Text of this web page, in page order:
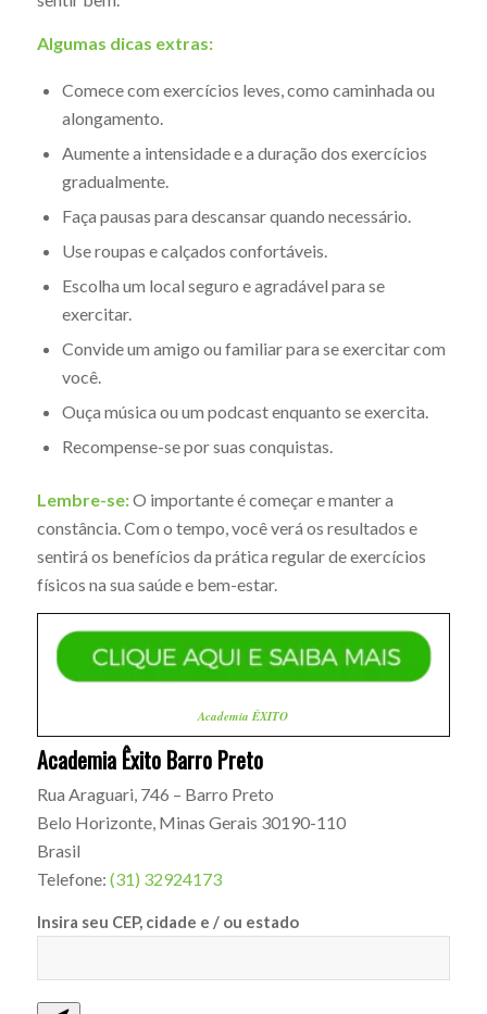
Algumas dicas extras:
Comece com exercícios leves, como caminhada ou
alongamento.
Aumente a intensidade e a duração dos exercícios
gradualmente.
Faça pausas para descansar quando necessário.
Use roupas e calçados confortáveis.
Escolha um local seguro e agradável para se
exercitar.
Convide um amigo ou familiar para se exercitar com
você.
Ouça música ou um podcast enquanto se exercita.
Recompense-se por suas conquistas.
Lembre-se:O importante é começar e manter a
constância. Com o tempo, você verá os resultados e
sentirá os benefícios da prática regular de exercícios
físicos na sua saúde e bem-estar.
Academia ÊXITO
Academia Êxito Barro Preto
Rua Araguari, 746 – Barro Preto
Belo Horizonte, Minas Gerais 30190-110
Brasil
Telefone: (31) 32924173
Insira seu CEP, cidade e / ou estado